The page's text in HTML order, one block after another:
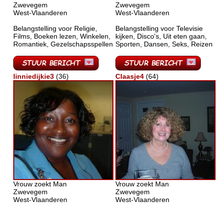
Zwevegem
West-Vlaanderen
Belangstelling voor Religie,
Films, Boeken lezen, Winkelen,
Romantiek, Gezelschapsspellen
Zwevegem
West-Vlaanderen
Belangstelling voor Televisie
kijken, Disco's, Uit eten gaan,
Sporten, Dansen, Seks, Reizen
linniedijkie3 (36)
Vrouw zoekt Man
Zwevegem
West-Vlaanderen
Claasje4 (64)
Vrouw zoekt Man
Zwevegem
West-Vlaanderen